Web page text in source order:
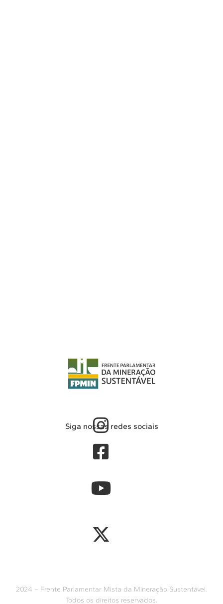
Siga nossas redes sociais
2024 – Frente Parlamentar Mista da Mineração Sustentável.
Todos os direitos reservados.